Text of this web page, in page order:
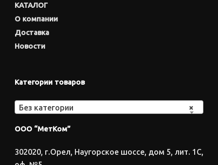
КАТАЛОГ
О компании
Доставка
Новости
Категории товаров
×
Без категории
ООО “МетКом”
302020, г.Орел, Наугорское шоссе, дом 5, лит. 1С,